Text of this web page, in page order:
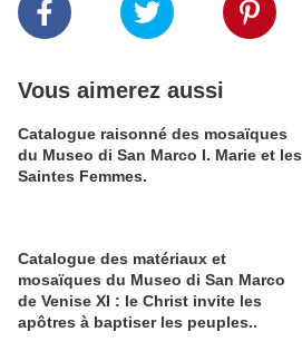
Vous aimerez aussi
Catalogue raisonné des mosaïques
du Museo di San Marco I. Marie et les
Saintes Femmes.
Catalogue des matériaux et
mosaïques du Museo di San Marco
de Venise XI : le Christ invite les
apôtres à baptiser les peuples..